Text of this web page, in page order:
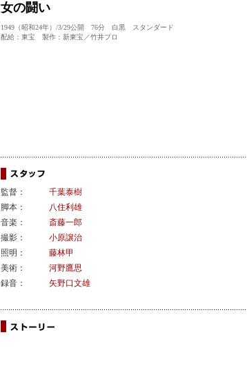
女の闘い
1949（昭和24年）/3/29公開 76分 白黒 スタンダード
配給：東宝 製作：新東宝／竹井プロ
監督：
千葉泰樹
脚本：
八住利雄
音楽：
斎藤一郎
撮影：
小原譲治
照明：
藤林甲
美術：
河野鷹思
録音：
矢野口文雄